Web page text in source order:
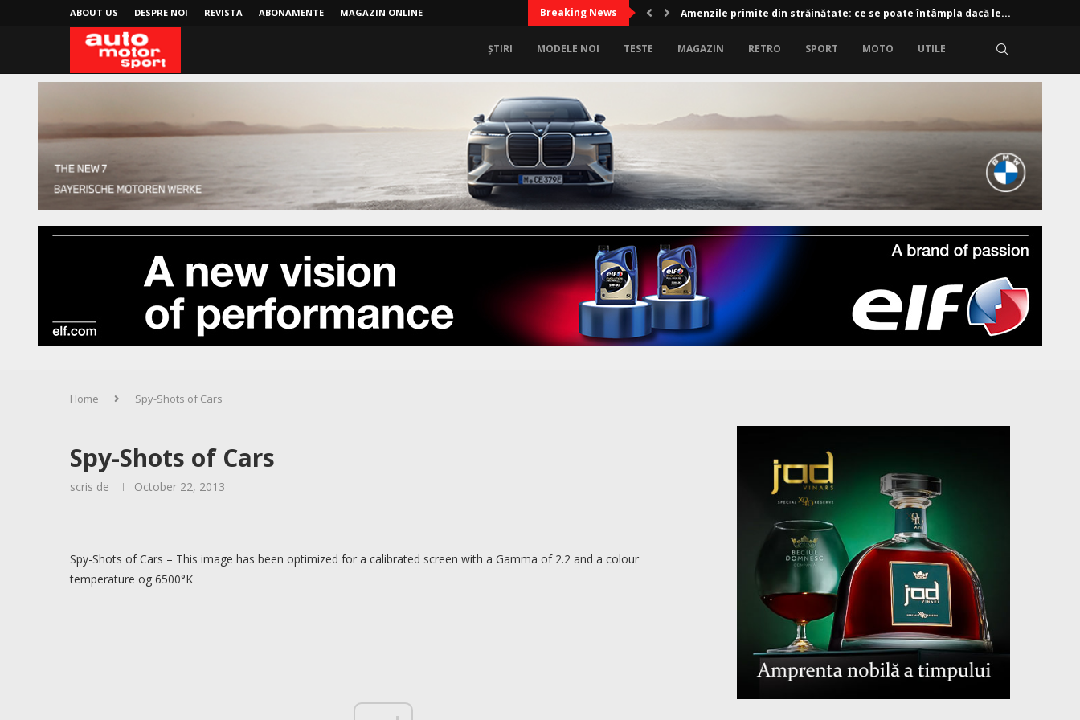
ABOUT US DESPRE NOI REVISTA ABONAMENTE MAGAZIN ONLINE Breaking News Amenzile primite din străinătate: ce se poate întâmpla dacă le...
ȘTIRI MODELE NOI TESTE MAGAZIN RETRO SPORT MOTO UTILE
Home Spy-Shots of Cars
Spy-Shots of Cars
scris de October 22, 2013
Spy-Shots of Cars – This image has been optimized for a calibrated screen with a Gamma of 2.2 and a colour
temperature og 6500°K